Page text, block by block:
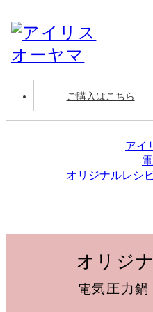
ご購入はこちら
アイ
オリジナルレシ
オリジ
電気圧力